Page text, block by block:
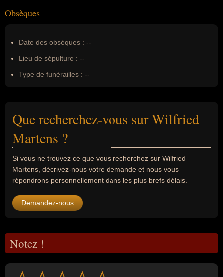
Obsèques
Date des obsèques : --
Lieu de sépulture : --
Type de funérailles : --
Que recherchez-vous sur Wilfried
Martens ?
Si vous ne trouvez ce que vous recherchez sur Wilfried
Martens, décrivez-nous votre demande et nous vous
répondrons personnellement dans les plus brefs délais.
Demandez-nous
Notez !